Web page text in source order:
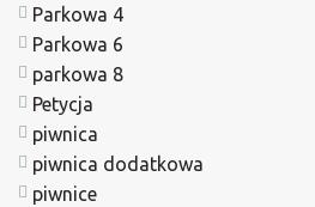
Parkowa 4
Parkowa 6
parkowa 8
Petycja
piwnica
piwnica dodatkowa
piwnice